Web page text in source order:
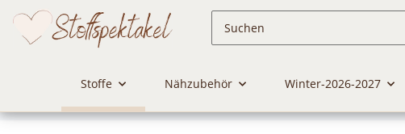
Stoffe Nähzubehör Winter-2026-2027